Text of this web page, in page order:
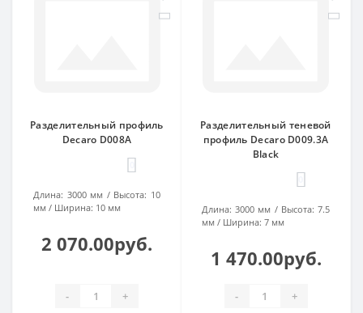
Разделительный профиль
Decaro D008A
Длина: 3000 мм Высота: 10
мм
Ширина: 10 мм
2 070.00руб.
- +
Разделительный теневой
профиль Decaro D009.3A
Black
Длина: 3000 мм Высота: 7.5
мм
Ширина: 7 мм
1 470.00руб.
- +